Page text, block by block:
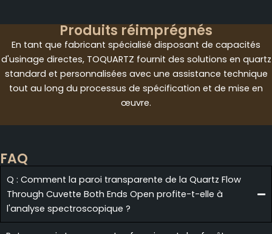
Produits réimprégnés
En tant que fabricant spécialisé disposant de capacités
d'usinage directes, TOQUARTZ fournit des solutions en quartz
standard et personnalisées avec une assistance technique
tout au long du processus de spécification et de mise en
œuvre.
FAQ
Q : Comment la paroi transparente de la Quartz Flow
Through Cuvette Both Ends Open profite-t-elle à
l'analyse spectroscopique ?